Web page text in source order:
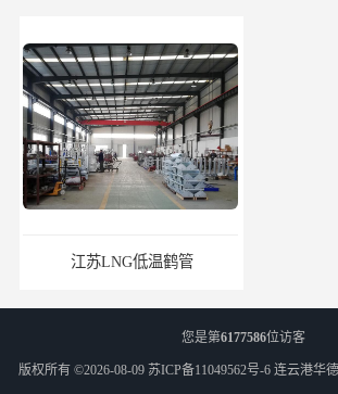
江苏LNG低温鹤管
您是第6177586位访客
版权所有 ©2026-08-09 苏ICP备11049562号-6 连云港华